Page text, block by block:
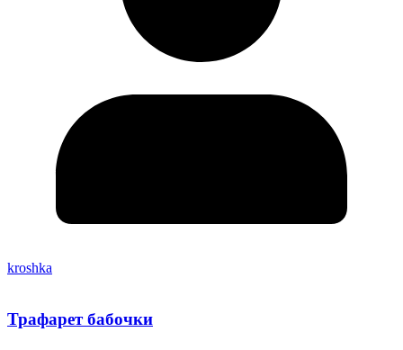
kroshka
Трафарет бабочки